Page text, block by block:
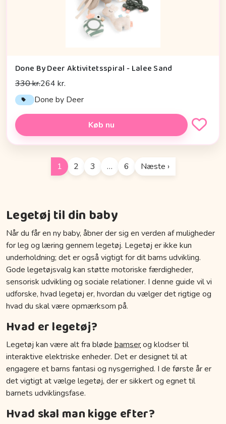
Done By Deer Aktivitetsspiral - Lalee Sand
330 kr.264 kr.
Done by Deer
Køb nu
1 2 3 … 6 Næste ›
Legetøj til din baby
Når du får en ny baby, åbner der sig en verden af muligheder
for leg og læring gennem legetøj. Legetøj er ikke kun
underholdning; det er også vigtigt for dit barns udvikling.
Gode legetøjsvalg kan støtte motoriske færdigheder,
sensorisk udvikling og sociale relationer. I denne guide vil vi
udforske, hvad legetøj er, hvordan du vælger det rigtige og
hvad du skal være opmærksom på.
Hvad er legetøj?
Legetøj kan være alt fra bløde bamserog klodser til
interaktive elektriske enheder. Det er designet til at
engagere et barns fantasi og nysgerrighed. I de første år er
det vigtigt at vælge legetøj, der er sikkert og egnet til
barnets udviklingsfase.
Hvad skal man kigge efter?